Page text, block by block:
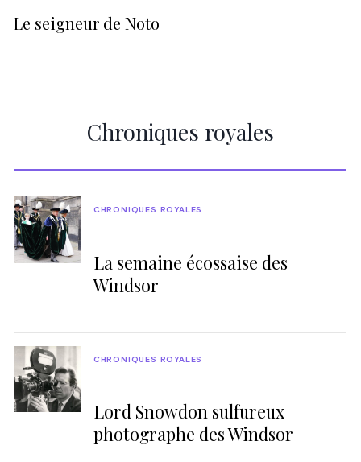
Le seigneur de Noto
Chroniques royales
La semaine écossaise des
Windsor
CHRONIQUES ROYALES
Lord Snowdon sulfureux
photographe des Windsor
CHRONIQUES ROYALES